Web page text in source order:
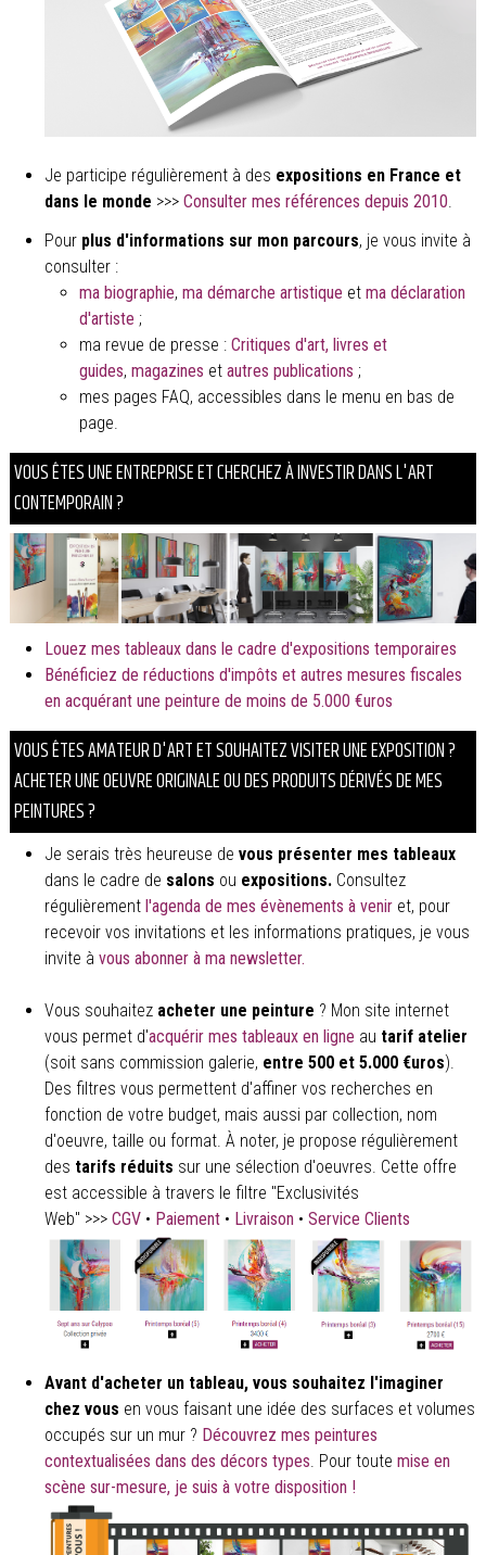
Je participe régulièrement à des expositions en France et
dans le monde >>> Consulter mes références depuis 2010.
Pour plus d'informations sur mon parcours, je vous invite à
consulter :
ma biographie, ma démarche artistique et ma déclaration
d'artiste ;
ma revue de presse : Critiques d'art, livres et
guides, magazines et autres publications ;
mes pages FAQ, accessibles dans le menu en bas de
page.
VOUS ÊTES UNE ENTREPRISE ET CHERCHEZ À INVESTIR DANS L'ART
CONTEMPORAIN ?
Louez mes tableaux dans le cadre d'expositions temporaires
Bénéficiez de réductions d'impôts et autres mesures fiscales
en acquérant une peinture de moins de 5.000 €uros
VOUS ÊTES AMATEUR D'ART ET SOUHAITEZ VISITER UNE EXPOSITION ?
ACHETER UNE OEUVRE ORIGINALE OU DES PRODUITS DÉRIVÉS DE MES
PEINTURES ?
Je serais très heureuse de vous présenter mes tableaux
dans le cadre de salons ou expositions. Consultez
régulièrement l'agenda de mes évènements à veniret, pour
recevoir vos invitations et les informations pratiques, je vous
invite à vous abonner à ma newsletter.
Vous souhaitez acheter une peinture ? Mon site internet
vous permet d'acquérir mes tableaux en ligne au tarif atelier
(soit sans commission galerie, entre 500 et 5.000 €uros).
Des filtres vous permettent d'affiner vos recherches en
fonction de votre budget, mais aussi par collection, nom
d'oeuvre, taille ou format. À noter, je propose régulièrement
des tarifs réduits sur une sélection d'oeuvres. Cette offre
est accessible à travers le filtre "Exclusivités
Web" >>> CGV• Paiement • Livraison • Service Clients
Avant d'acheter un tableau, vous souhaitez l'imaginer
chez vous en vous faisant une idée des surfaces et volumes
occupés sur un mur ? Découvrez mes peintures
contextualisées dans des décors types. Pour toute mise en
scène sur-mesure, je suis à votre disposition !